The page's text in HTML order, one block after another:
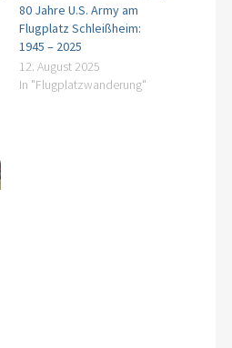
80 Jahre U.S. Army am
Flugplatz Schleißheim:
1945 – 2025
12. August 2025
In "Flugplatzwanderung"